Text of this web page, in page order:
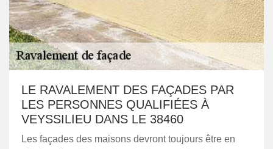
LE RAVALEMENT DES FAÇADES PAR
LES PERSONNES QUALIFIÉES À
VEYSSILIEU DANS LE 38460
Les façades des maisons devront toujours être en